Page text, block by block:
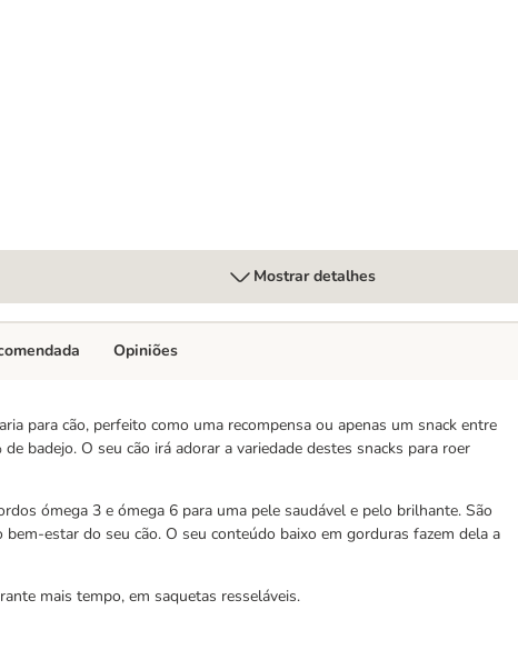
cães
Mostrar detalhes
para cão, perfeito como uma recompensa ou apenas um snack entre
badejo. O seu cão irá adorar a variedade destes snacks para roer
ómega 3 e ómega 6 para uma pele saudável e pelo brilhante. São
estar do seu cão. O seu conteúdo baixo em gorduras fazem dela a
mais tempo, em saquetas resseláveis.
Opiniões